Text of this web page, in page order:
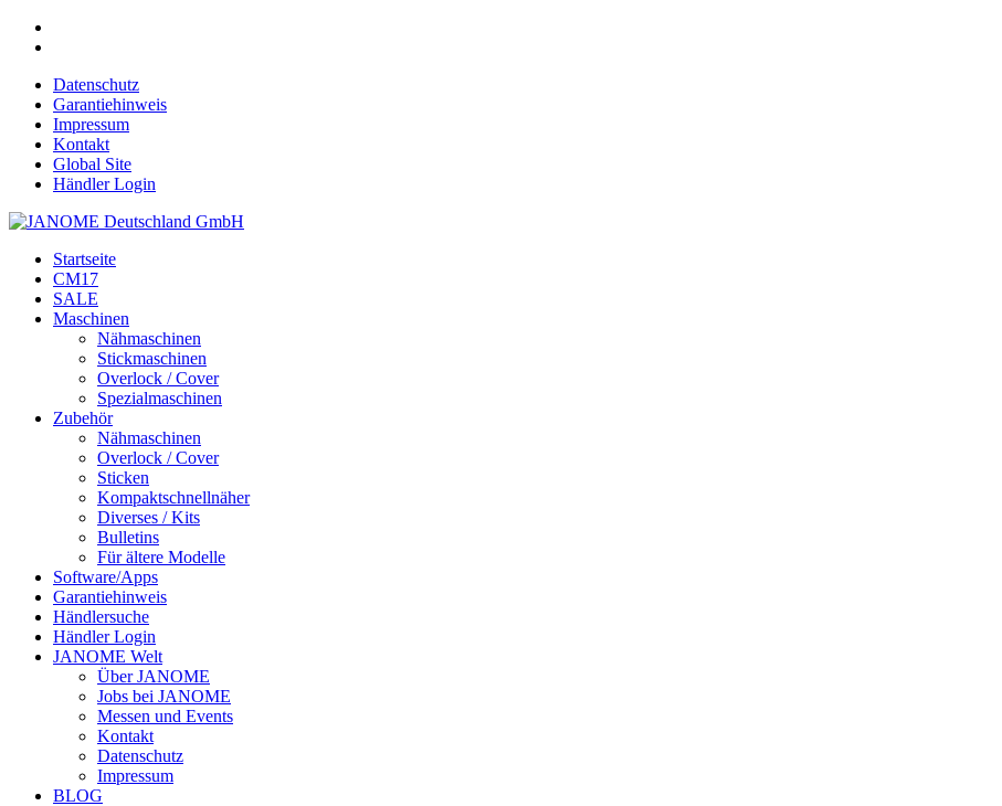
Datenschutz
Garantiehinweis
Impressum
Kontakt
Global Site
Händler Login
Startseite
CM17
SALE
Maschinen
Nähmaschinen
Stickmaschinen
Overlock / Cover
Spezialmaschinen
Zubehör
Nähmaschinen
Overlock / Cover
Sticken
Kompaktschnellnäher
Diverses / Kits
Bulletins
Für ältere Modelle
Software/Apps
Garantiehinweis
Händlersuche
Händler Login
JANOME Welt
Über JANOME
Jobs bei JANOME
Messen und Events
Kontakt
Datenschutz
Impressum
BLOG